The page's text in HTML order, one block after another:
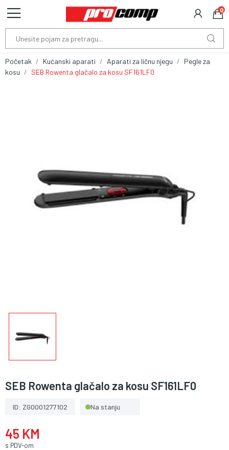
0
Početak Kućanski aparati Aparati za ličnu njegu
Pegle za
kosu
SEB Rowenta glačalo za kosu SF161LF0
SEB Rowenta glačalo za kosu SF161LF0
ID: ZG0001277102 Na stanju
45 KM
s PDV-om